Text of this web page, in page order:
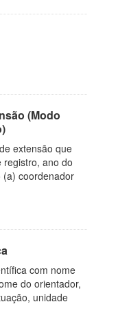
(Modo
extensão que
ano do
(a) coordenador
com nome
do orientador,
unidade